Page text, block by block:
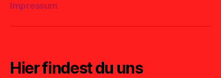
Impressum
Hier findest du uns